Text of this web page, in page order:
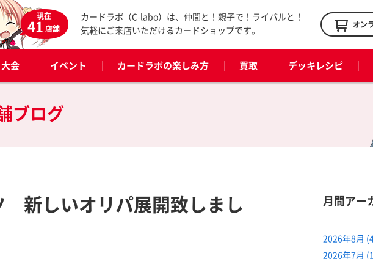
現在
41店舗
カードラボ（C-labo）は、仲間と！親子で！ライバルと！
気軽にご来店いただけるカードショップです。
オン
大会 イベント カードラボの楽しみ方 買取 デッキレシピ
ブログ
新しいオリパ展開致しまし
月間アー
2026年8月
2026年7月